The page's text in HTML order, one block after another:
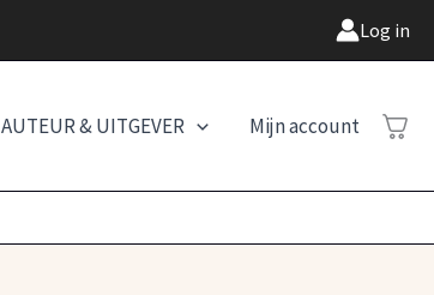
Log in
AUTEUR & UITGEVER Mijn account